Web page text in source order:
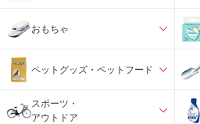
おもちゃ
ペットグッズ・ペットフード
スポーツ・
アウトドア